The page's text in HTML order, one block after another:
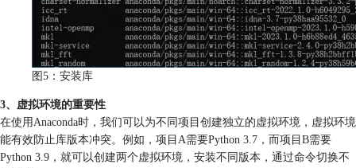
图5：安装库
3、虚拟环境的重要性
在使用Anaconda时，我们可以为不同项目创建独立的虚拟环境，虚拟环境
能有效防止库版本冲突。例如，项目A需要Python 3.7，而项目B需要
Python 3.9，就可以创建两个虚拟环境，安装不同版本，通过命令切换不